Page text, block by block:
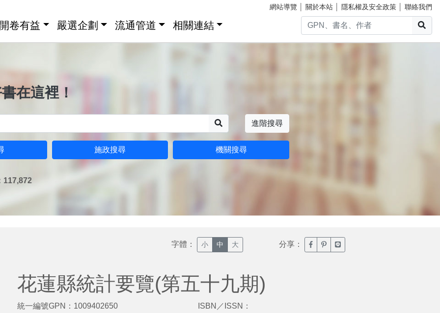
網站導覽 關於本站 隱私權及安全政策 聯絡我們
卷有益 嚴選企劃 流通管道 相關連結
在這裡！
進階搜尋
施政搜尋 機關搜尋
117,872
字體： 小 中 大 分享： 臉書分享(另開新視窗)
噗浪分享(另開新視窗)
Line分享(另開新視窗)
花蓮縣統計要覽(第五十九期)
統一編號GPN：1009402650
ISBN／ISSN：